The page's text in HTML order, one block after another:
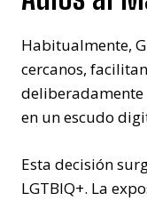
Habitualmente,
cercanos,
deliberadamente
en un escudo
Esta decisión
LGTBIQ+. La